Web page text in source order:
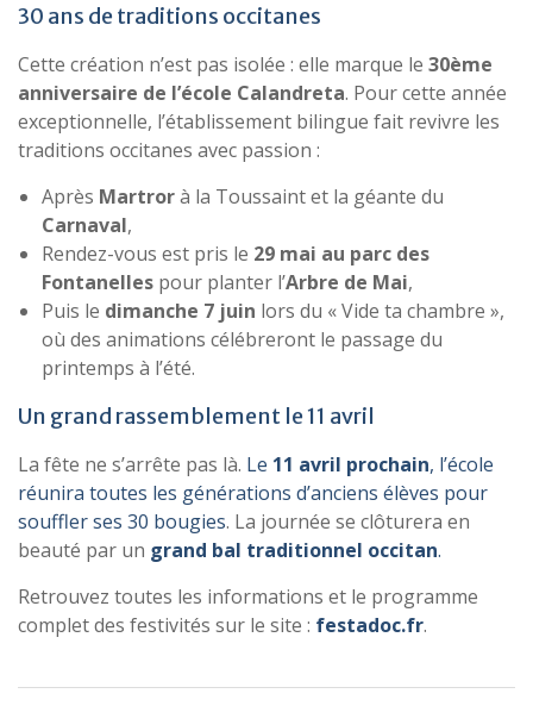
30 ans de traditions occitanes
Cette création n’est pas isolée : elle marque le 30ème
anniversaire de l’école Calandreta. Pour cette année
exceptionnelle, l’établissement bilingue fait revivre les
traditions occitanes avec passion :
Après Martrorà la Toussaint et la géante du
Carnaval,
Rendez-vous est pris le 29 mai au parc des
Fontanelles pour planter l’Arbre de Mai,
Puis le dimanche 7 juin lors du « Vide ta chambre »,
où des animations célébreront le passage du
printemps à l’été.
Un grand rassemblement le 11 avril
La fête ne s’arrête pas là. Le 11 avril prochain, l’école
réunira toutes les générations d’anciens élèves pour
souffler ses 30 bougies. La journée se clôturera en
beauté par un grand bal traditionnel occitan.
Retrouvez toutes les informations et le programme
complet des festivités sur le site : festadoc.fr.